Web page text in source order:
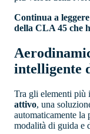
Continua a
della CLA 45 che
intelligente
Tra gli elementi più
attivo, una
automaticamente
modalità di guida e